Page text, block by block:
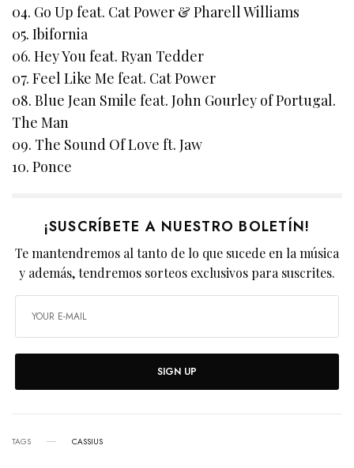
04. Go Up feat. Cat Power & Pharell Williams
05. Ibifornia
06. Hey You feat. Ryan Tedder
07. Feel Like Me feat. Cat Power
08. Blue Jean Smile feat. John Gourley of Portugal.
The Man
09. The Sound Of Love ft. Jaw
10. Ponce
¡SUSCRÍBETE A NUESTRO BOLETÍN!
Te mantendremos al tanto de lo que sucede en la música
y además, tendremos sorteos exclusivos para suscrites.
SIGN UP
TAGS CASSIUS